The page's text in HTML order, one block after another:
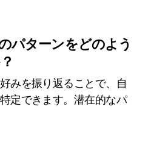
パターンをどのよう
みを振り返ることで、自
定できます。潜在的なパ